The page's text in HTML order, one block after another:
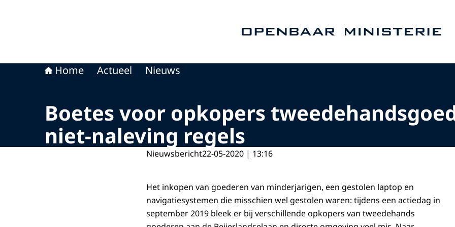
Home Actueel Nieuws
Boetes voor opkopers
niet-naleving regels
Nieuwsbericht22-05-2020 | 13:16
Het inkopen van goederen van minderjarigen, een gestolen laptop en
navigatiesystemen die misschien wel gestolen waren: tijdens een actiedag in
september 2019 bleek er bij verschillende opkopers van tweedehands